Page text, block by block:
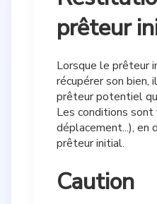
prêteur
Lorsque le prêteur
récupérer son bien,
prêteur potentiel
Les conditions sont
déplacement...), en
prêteur initial.
Caution